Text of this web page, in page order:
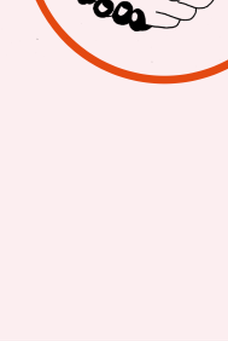
Gegen